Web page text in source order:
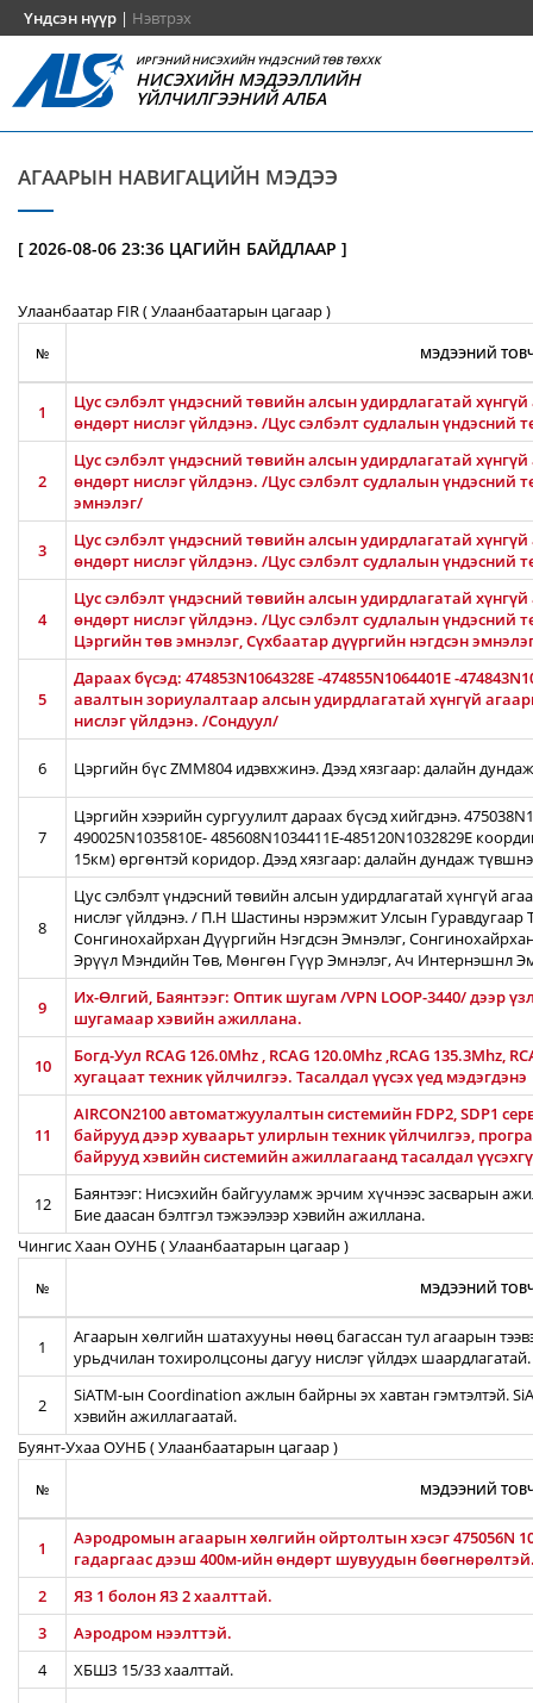
Үндсэн нүүр | Нэвтрэх
ИРГЭНИЙ НИСЭХИЙН ҮНДЭСНИЙ ТӨВ ТӨХХК
НИСЭХИЙН МЭДЭЭЛЛИЙН
ҮЙЛЧИЛГЭЭНИЙ АЛБА
АГААРЫН НАВИГАЦИЙН МЭДЭЭ
[ 2026-08-06 23:36 ЦАГИЙН БАЙДЛААР ]
Улаанбаатар FIR ( Улаанбаатарын цагаар )
№ МЭДЭЭНИЙ
1
Цус сэлбэлт үндэсний төвийн алсын удирдлагатай
өндөрт нислэг үйлдэнэ. /Цус сэлбэлт судлалын үндэсний
2
Цус сэлбэлт үндэсний төвийн алсын удирдлагатай
өндөрт нислэг үйлдэнэ. /Цус сэлбэлт судлалын
эмнэлэг/
3
Цус сэлбэлт үндэсний төвийн алсын удирдлагатай
өндөрт нислэг үйлдэнэ. /Цус сэлбэлт судлалын
4
Цус сэлбэлт үндэсний төвийн алсын удирдлагатай
өндөрт нислэг үйлдэнэ. /Цус сэлбэлт судлалын үндэсний
Цэргийн төв эмнэлэг, Сүхбаатар дүүргийн нэгдсэн
5
Дараах бүсэд: 474853N1064328E -474855N1064401E -
авалтын зориулалтаар алсын удирдлагатай хүнгүй
нислэг үйлдэнэ. /Сондуул/
6 Цэргийн бүс ZMM804 идэвхжинэ. Дээд хязгаар: далайн
7
Цэргийн хээрийн сургуулилт дараах бүсэд хийгдэнэ.
490025N1035810E- 485608N1034411E-485120N1032829E
15км) өргөнтэй коридор. Дээд хязгаар: далайн дундаж
8
Цус сэлбэлт үндэсний төвийн алсын удирдлагатай хүнгүй
нислэг үйлдэнэ. / П.Н Шастины нэрэмжит Улсын Гуравдугаар
Сонгинохайрхан Дүүргийн Нэгдсэн Эмнэлэг,
Эрүүл Мэндийн Төв, Мөнгөн Гүүр Эмнэлэг, Ач Интернэшнл
9
Их-Өлгий, Баянтээг: Оптик шугам /VPN LOOP-3440/ дээр
шугамаар хэвийн ажиллана.
10
Богд-Уул RCAG 126.0Mhz , RCAG 120.0Mhz ,RCAG 135.3Mhz,
хугацаат техник үйлчилгээ. Тасалдал үүсэх үед мэдэгдэнэ
11
AIRCON2100 автоматжуулалтын системийн FDP2, SDP1
байрууд дээр хуваарьт улирлын техник үйлчилгээ,
байрууд хэвийн системийн ажиллагаанд тасалдал
12
Баянтээг: Нисэхийн байгууламж эрчим хүчнээс засварын
Бие даасан бэлтгэл тэжээлээр хэвийн ажиллана.
Чингис Хаан ОУНБ ( Улаанбаатарын цагаар )
№ МЭДЭЭНИЙ
1
Агаарын хөлгийн шатахууны нөөц багассан тул агаарын
урьдчилан тохиролцсоны дагуу нислэг үйлдэх шаардлагатай.
2
SiATM-ын Coordination ажлын байрны эх хавтан гэмтэлтэй.
хэвийн ажиллагаатай.
Буянт-Ухаа ОУНБ ( Улаанбаатарын цагаар )
№ МЭДЭЭНИЙ
1
Аэродромын агаарын хөлгийн ойртолтын хэсэг 475056N
гадаргаас дээш 400м-ийн өндөрт шувуудын
2
ЯЗ 1 болон ЯЗ 2 хаалттай.
3
Аэродром нээлттэй.
4
ХБШЗ 15/33 хаалттай.